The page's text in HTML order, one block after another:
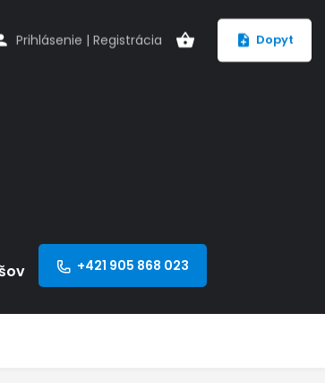
Prihlásenie | Registrácia Dopyt
+421 905 868 023